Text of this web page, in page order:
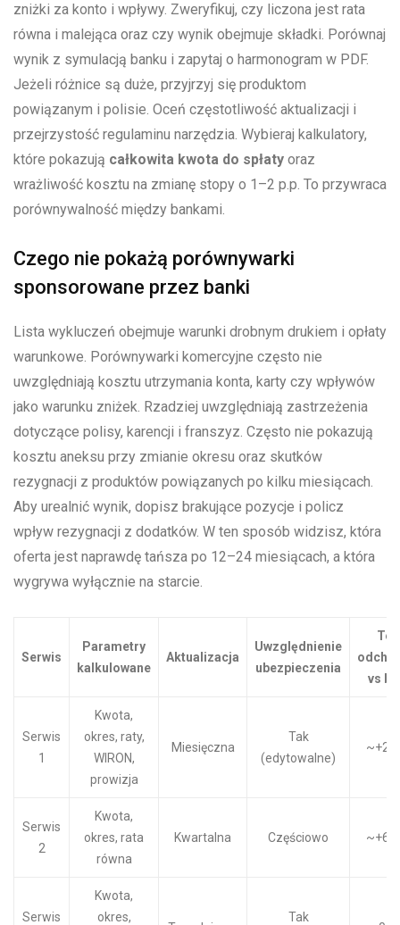
zniżki za konto i wpływy. Zweryfikuj, czy liczona jest rata
równa i malejąca oraz czy wynik obejmuje składki. Porównaj
wynik z symulacją banku i zapytaj o harmonogram w PDF.
Jeżeli różnice są duże, przyjrzyj się produktom
powiązanym i polisie. Oceń częstotliwość aktualizacji i
przejrzystość regulaminu narzędzia. Wybieraj kalkulatory,
które pokazują całkowita kwota do spłaty oraz
wrażliwość kosztu na zmianę stopy o 1–2 p.p. To przywraca
porównywalność między bankami.
Czego nie pokażą porównywarki
sponsorowane przez banki
Lista wykluczeń obejmuje warunki drobnym drukiem i opłaty
warunkowe. Porównywarki komercyjne często nie
uwzględniają kosztu utrzymania konta, karty czy wpływów
jako warunku zniżek. Rzadziej uwzględniają zastrzeżenia
dotyczące polisy, karencji i franszyz. Często nie pokazują
kosztu aneksu przy zmianie okresu oraz skutków
rezygnacji z produktów powiązanych po kilku miesiącach.
Aby urealnić wynik, dopisz brakujące pozycje i policz
wpływ rezygnacji z dodatków. W ten sposób widzisz, która
oferta jest naprawdę tańsza po 12–24 miesiącach, a która
wygrywa wyłącznie na starcie.
Serwis
Parametry
kalkulowane
Aktualizacja
Uwzględnienie
ubezpieczenia
vs
Serwis
1
Kwota,
okres, raty,
WIRON,
prowizja
Miesięczna
Tak
(edytowalne)
Serwis
2
Kwota,
okres, rata
równa
Kwartalna Częściowo
Serwis
Kwota,
okres,
Tak